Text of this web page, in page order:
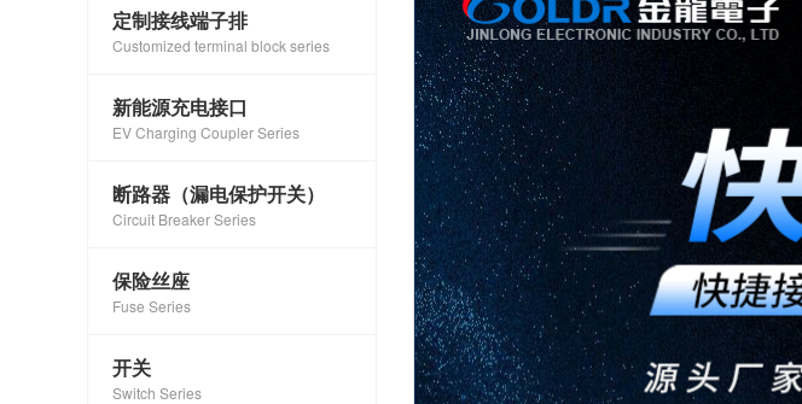
定制接线端子排
Customized terminal block series
新能源充电接口
EV Charging Coupler Series
断路器（漏电保护开关）
Circuit Breaker Series
保险丝座
Fuse Series
开关
Switch Series